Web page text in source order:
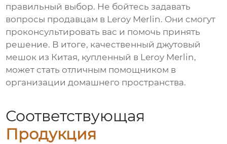
правильный выбор. Не бойтесь задавать
вопросы продавцам в Leroy Merlin. Они смогут
проконсультировать вас и помочь принять
решение. В итоге, качественный джутовый
мешок из Китая, купленный в Leroy Merlin,
может стать отличным помощником в
организации домашнего пространства.
Соответствующая
Продукция